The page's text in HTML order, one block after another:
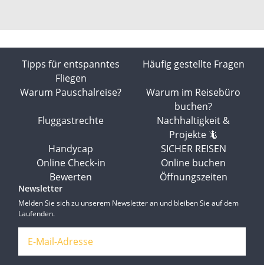
Tipps für entspanntes
Fliegen
Häufig gestellte Fragen
Warum Pauschalreise?
Warum im Reisebüro
buchen?
Fluggastrechte
Nachhaltigkeit &
Projekte 🦎
Handycap
SICHER REISEN
Online Check-in
Online buchen
Bewerten
Öffnungszeiten
Newsletter
Melden Sie sich zu unserem Newsletter an und bleiben Sie auf dem
Laufenden.